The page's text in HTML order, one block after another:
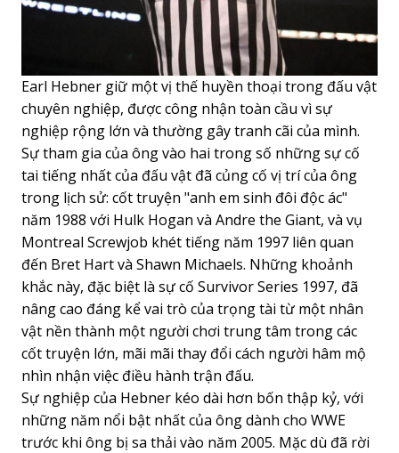
Earl Hebner giữ một vị thế huyền thoại trong đấu vật
chuyên nghiệp, được công nhận toàn cầu vì sự
nghiệp rộng lớn và thường gây tranh cãi của mình.
Sự tham gia của ông vào hai trong số những sự cố
tai tiếng nhất của đấu vật đã củng cố vị trí của ông
trong lịch sử: cốt truyện "anh em sinh đôi độc ác"
năm 1988 với Hulk Hogan và Andre the Giant, và vụ
Montreal Screwjob khét tiếng năm 1997 liên quan
đến Bret Hart và Shawn Michaels. Những khoảnh
khắc này, đặc biệt là sự cố Survivor Series 1997, đã
nâng cao đáng kể vai trò của trọng tài từ một nhân
vật nền thành một người chơi trung tâm trong các
cốt truyện lớn, mãi mãi thay đổi cách người hâm mộ
nhìn nhận việc điều hành trận đấu.
Sự nghiệp của Hebner kéo dài hơn bốn thập kỷ, với
những năm nổi bật nhất của ông dành cho WWE
trước khi ông bị sa thải vào năm 2005. Mặc dù đã rời